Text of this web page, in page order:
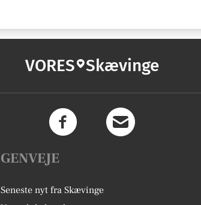
VORES Skævinge
GENVEJE
Seneste nyt fra Skævinge